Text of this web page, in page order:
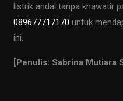
listrik andal tanpa khawatir
089677717170 untuk
ini.
[Penulis: Sabrina Mutiara